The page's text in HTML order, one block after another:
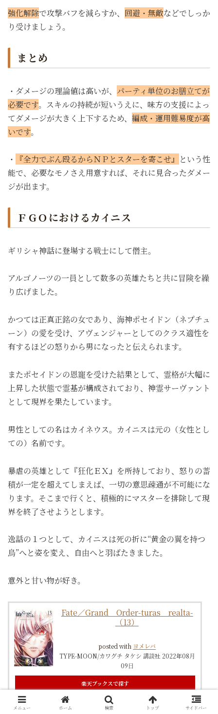
強化解除で攻撃バフを減らすか、 回避・無敵などでしっか
り受けましょう。
まとめ
・ダメージの理論値は高いが、 パーティ単位のお膳立てが
必要です。スキルの持続が短いうえに、味方の支援によっ
てダメージが大きく上下するため、 編成・運用難易度が高
いです。
・ 『全力でぶん殴るからＮＰとスターを寄こせ』 という性
能で、必要なモノさえ用意すれば、それに見合ったダメー
ジが出ます。
ＦＧＯにおけるカイニス
ギリシャ神話に登場する戦士にして僭主。
アルゴノーツの一員として数多の英雄たちと共に冒険を繰
り広げました。
かつては正真正銘の女であり、海神ポセイドン（ネプチュ
ーン）の愛を受け、アヴェンジャーとしてのクラス適性を
有するほどの怒りから男になったと伝えられます。
またポセイドンの恩寵を受けた結果として、霊格が大幅に
上昇した状態で霊基が構成されており、神霊サーヴァント
として現界を果たしています。
男性としての名はカイネウス。カイニスは元の（女性とし
ての）名前です。
暴虐の英雄として『狂化ＥＸ』を所持しており、怒りの蓄
積が一定を超えてしまえば、一切の意思疎通が不可能にな
ります。そこまで行くと、積極的にマスターを排除して現
界を終了させようとします。
逸話の１つとして、カイニスは死の折に“黄金の翼を持つ
鳥”へと姿を変え、自由へと羽ばたきました。
意外と甘い物が好き。
Fate／Grand Order-turas realta-
（13）
posted with ヨメレバ
TYPE-MOON/カワグチ タケシ 講談社 2022年08月
09日
楽天ブックスで探す
Amazonで探す
メニュー ホーム 検索 トップ サイドバー